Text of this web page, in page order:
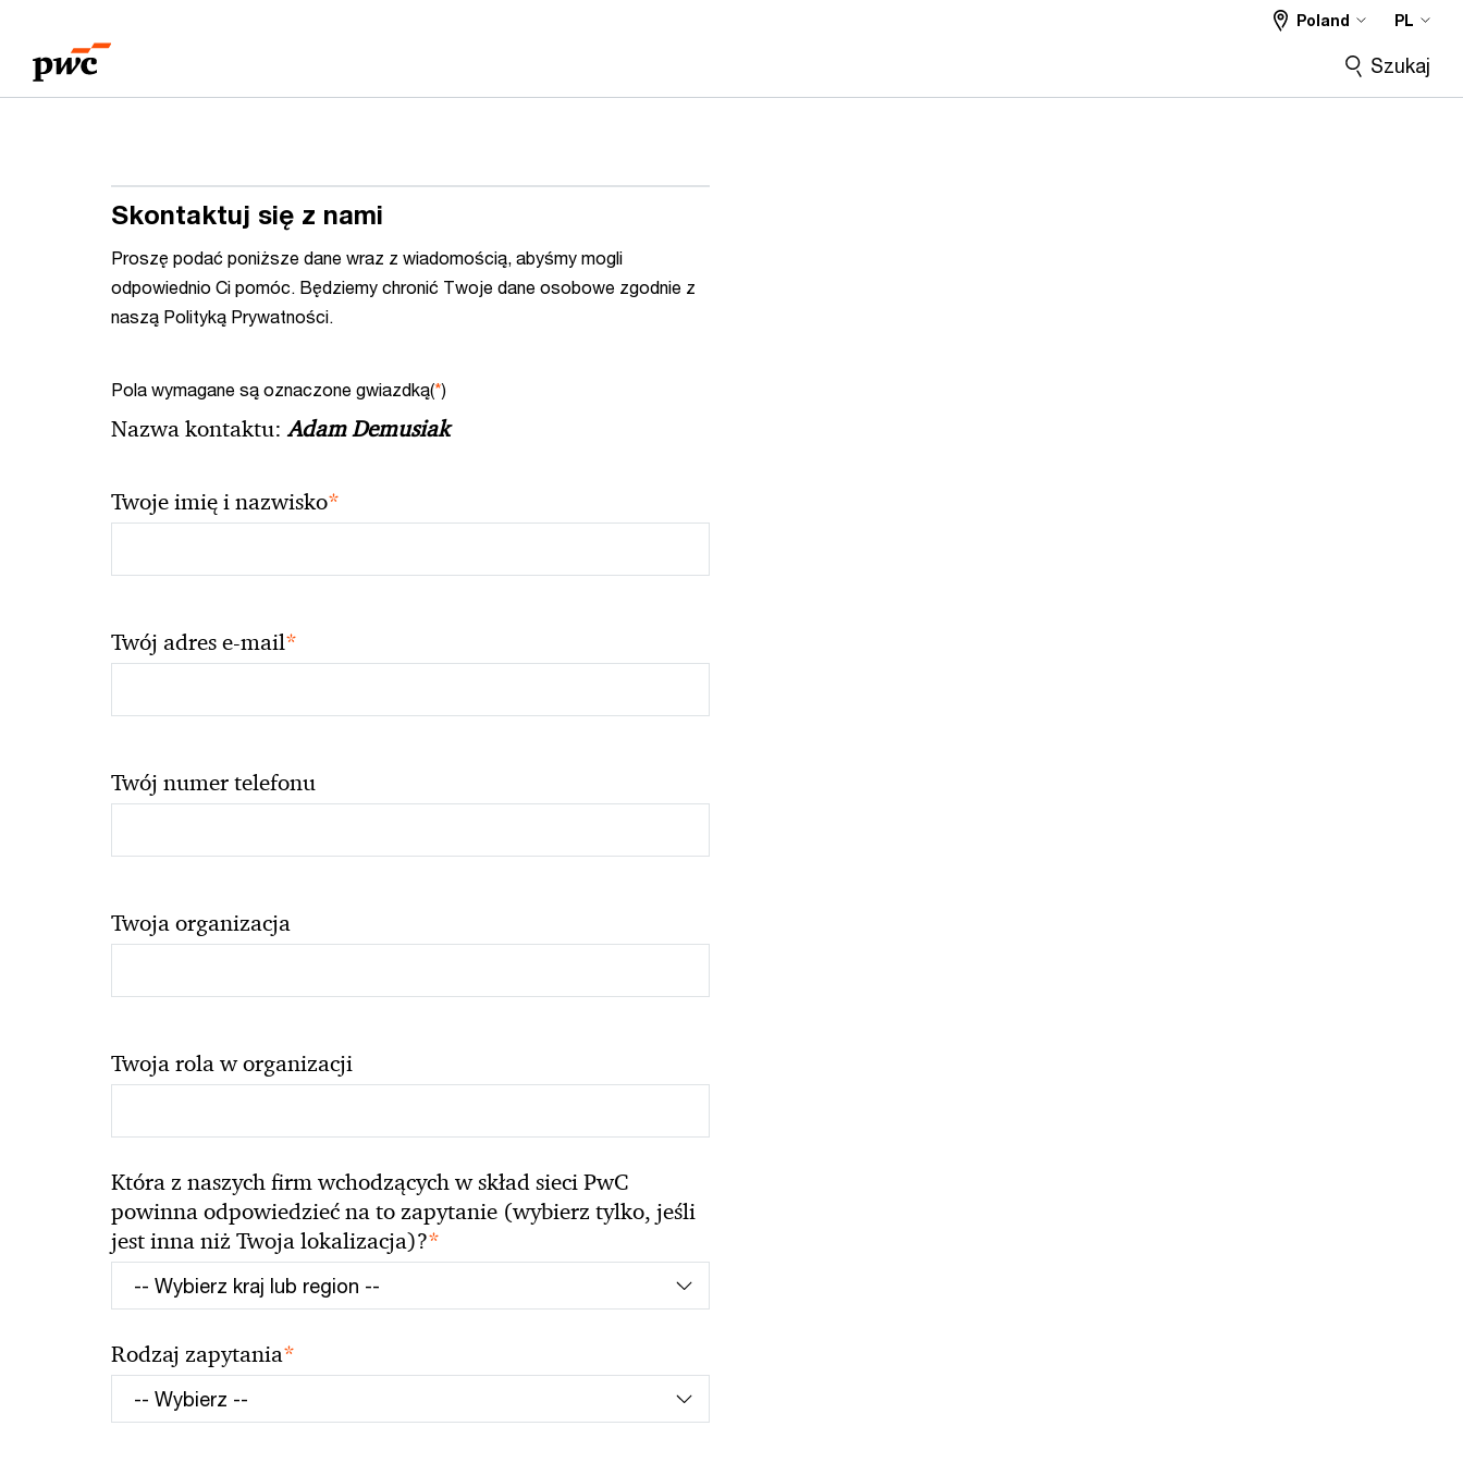
treści
stopki
Poland PL
Szukaj
Skontaktuj się z nami
Proszę podać poniższe dane wraz z wiadomością, abyśmy mogli
odpowiednio Ci pomóc. Będziemy chronić Twoje dane osobowe zgodnie z
naszą Polityką Prywatności.
Pola wymagane są oznaczone gwiazdką(*)
Nazwa kontaktu:Adam Demusiak
Twoje imię i nazwisko*
Twój adres e-mail*
Twój numer telefonu
Twoja organizacja
Twoja rola w organizacji
Która z naszych firm wchodzących w skład sieci PwC
powinna odpowiedzieć na to zapytanie (wybierz tylko, jeśli
jest inna niż Twoja lokalizacja)?*
Rodzaj zapytania*